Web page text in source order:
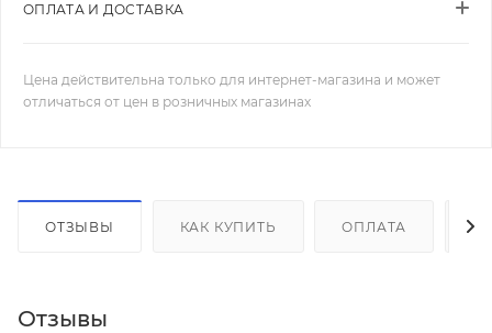
ОПЛАТА И ДОСТАВКА
Цена действительна только для интернет-магазина и может
отличаться от цен в розничных магазинах
ОТЗЫВЫ КАК КУПИТЬ ОПЛАТА
Отзывы